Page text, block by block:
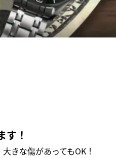
す！
きな傷があってもOK！